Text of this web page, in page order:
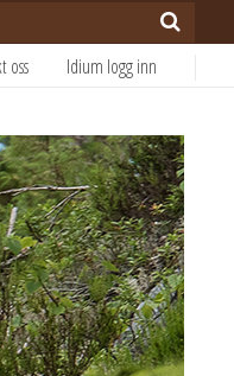
oss Idium logg inn